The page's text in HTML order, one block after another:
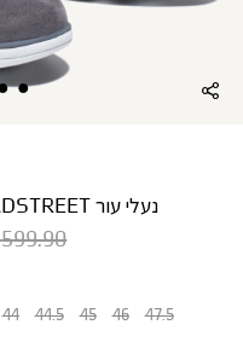
נעלי עור BRADSTREET אוקספורד - צבע אפור
מחיר
599.90 ₪
44 44.5 45 46 47.5